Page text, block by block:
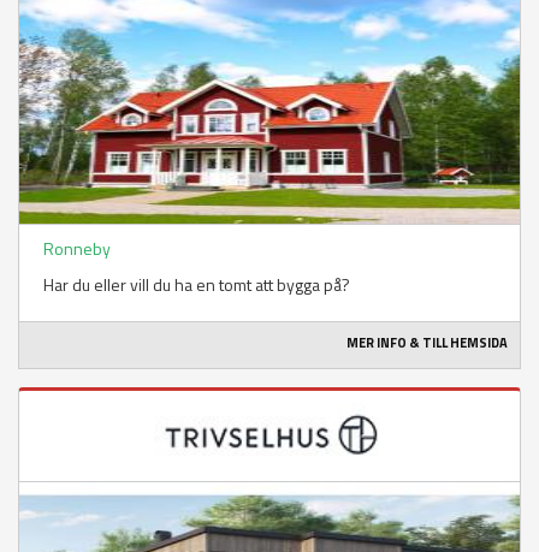
Ronneby
Har du eller vill du ha en tomt att bygga på?
MER INFO & TILL HEMSIDA